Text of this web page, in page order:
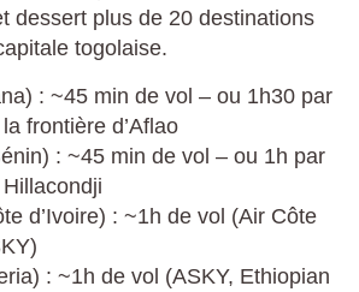
dessert plus de 20 destinations
togolaise.
: ~45 min de vol – ou 1h30 par
frontière d’Aflao
: ~45 min de vol – ou 1h par
d’Ivoire) : ~1h de vol (Air Côte
: ~1h de vol (ASKY, Ethiopian